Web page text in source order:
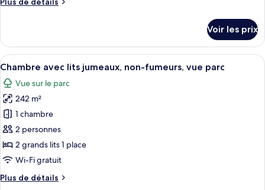
Chambre
fumeurs,
vue
parc
le
type
de
chambre
Chambre
Double,
non-
fumeurs,
vue
parc
Voir les prix
Afficher
toutes
les
photos
pour
ce
type
de
chambre :
Chambre
Une chambre d’hôtel avec deux
7
Chambre avec lits jumeaux, non-fumeurs, vue parc
Vue sur le parc
242 m²
1 chambre
2 personnes
2 grands lits 1 place
Wi-Fi gratuit
Plus de détails
Plus